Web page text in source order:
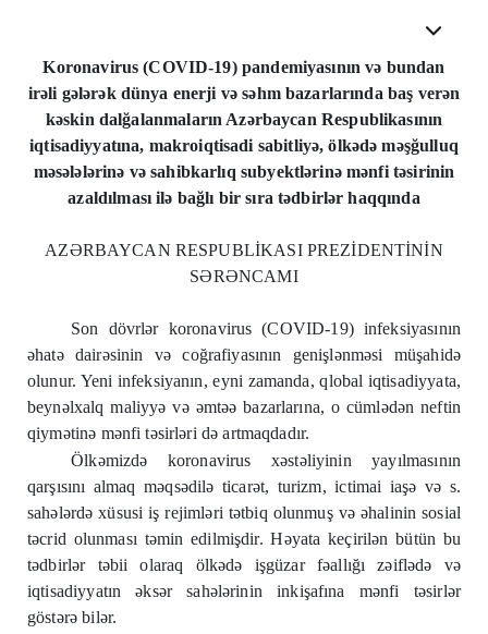
Koronavirus (COVID-19) pandemiyasının və bundan
irəli gələrək dünya enerji və səhm bazarlarında baş verən
kəskin dalğalanmaların Azərbaycan Respublikasının
iqtisadiyyatına, makroiqtisadi sabitliyə, ölkədə məşğulluq
məsələlərinə və sahibkarlıq subyektlərinə mənfi təsirinin
azaldılması ilə bağlı bir sıra tədbirlər haqqında
AZƏRBAYCAN RESPUBLİKASI PREZİDENTİNİN
SƏRƏNCAMI
Son dövrlər koronavirus (COVID-19) infeksiyasının
əhatə dairəsinin və coğrafiyasının genişlənməsi müşahidə
olunur. Yeni infeksiyanın, eyni zamanda, qlobal iqtisadiyyata,
beynəlxalq maliyyə və əmtəə bazarlarına, o cümlədən neftin
qiymətinə mənfi təsirləri də artmaqdadır.
Ölkəmizdə koronavirus xəstəliyinin yayılmasının
qarşısını almaq məqsədilə ticarət, turizm, ictimai iaşə və s.
sahələrdə xüsusi iş rejimləri tətbiq olunmuş və əhalinin sosial
təcrid olunması təmin edilmişdir. Həyata keçirilən bütün bu
tədbirlər təbii olaraq ölkədə işgüzar fəallığı zəiflədə və
iqtisadiyyatın əksər sahələrinin inkişafına mənfi təsirlər
göstərə bilər.